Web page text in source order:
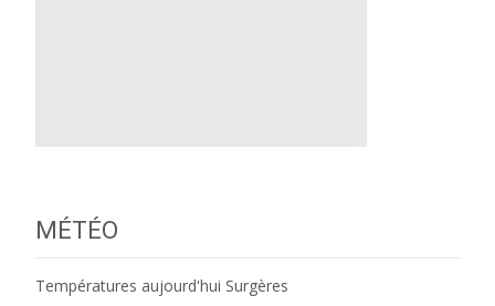
MÉTÉO
Températures aujourd'hui Surgères